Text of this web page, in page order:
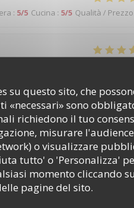
su questo sito, che
«necessari» sono
richiedono il tuo
misurare
o visualizzare
tutto' o 'Personalizza'
momento cliccando
pagine del sito.
: 5/5 Cucina : 5/5 Qualità / Prezzo
:5/5 Cucina: 5/5 Qualità / Prezzo
très beau morceau demandé
vigne Je recommande